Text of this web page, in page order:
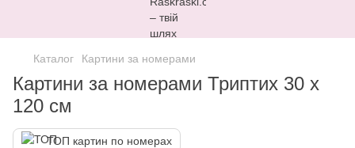
Каталог Картини за номерами
Картини за номерами Триптих 30 х
120 см
ТОП картин по номерах